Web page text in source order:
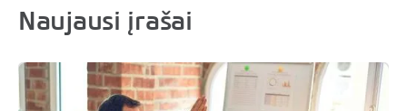
Naujausi įrašai